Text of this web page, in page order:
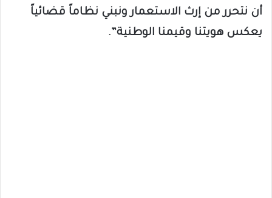
أن نتحرر من إرث الاستعمار ونبني نظاماً قضائياً
يعكس هويتنا وقيمنا الوطنية”.